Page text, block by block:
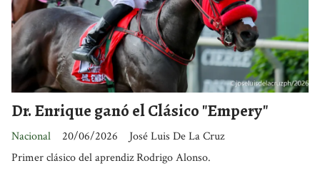
Dr. Enrique ganó el Clásico "Empery"
José Luis De La Cruz
Nacional
20/06/2026
Primer clásico del aprendiz Rodrigo Alonso.